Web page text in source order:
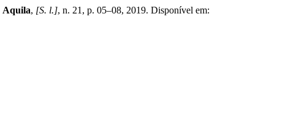
Aquila, [S. l.], n. 21, p. 05–08, 2019. Disponível em: